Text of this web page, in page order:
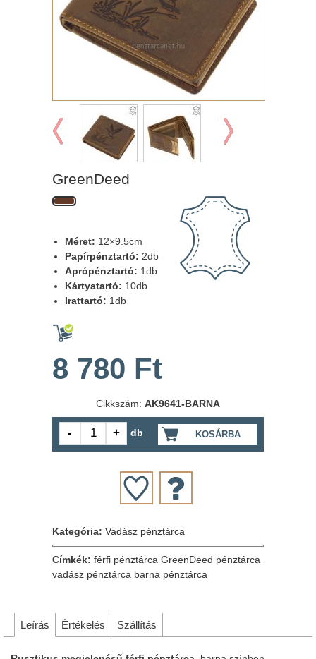
GreenDeed
Méret: 12×9.5cm
Papírpénztartó: 2db
Aprópénztartó: 1db
Kártyatartó: 10db
Irattartó: 1db
8 780 Ft
Cikkszám: AK9641-BARNA
KOSÁRBA
db
Kategória: Vadász pénztárca
Címkék: férfi pénztárca GreenDeed pénztárca
vadász pénztárca barna pénztárca
Leírás Értékelés Szállítás